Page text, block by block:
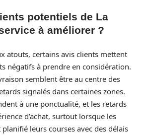
potentiels de La
à améliorer ?
atouts, certains avis clients mettent
négatifs à prendre en considération.
semblent être au centre des
signalés dans certaines zones.
à une ponctualité, et les retards
d’achat, surtout lorsque les
leurs courses avec des délais